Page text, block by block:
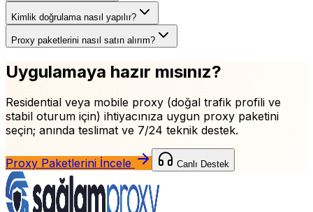
Kimlik doğrulama nasıl yapılır?
Proxy paketlerini nasıl satın alırım?
Uygulamaya hazır mısınız?
Residential veya mobile proxy (doğal trafik profili ve
stabil oturum için) ihtiyacınıza uygun proxy paketini
seçin; anında teslimat ve 7/24 teknik destek.
Proxy Paketlerini İncele Canlı Destek